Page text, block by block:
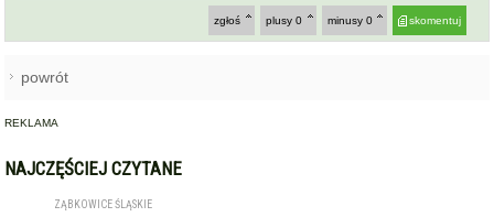
skomentuj
minusy 0
plusy 0
zgłoś
powrót
REKLAMA
NAJCZĘŚCIEJ CZYTANE
ZĄBKOWICE ŚLĄSKIE